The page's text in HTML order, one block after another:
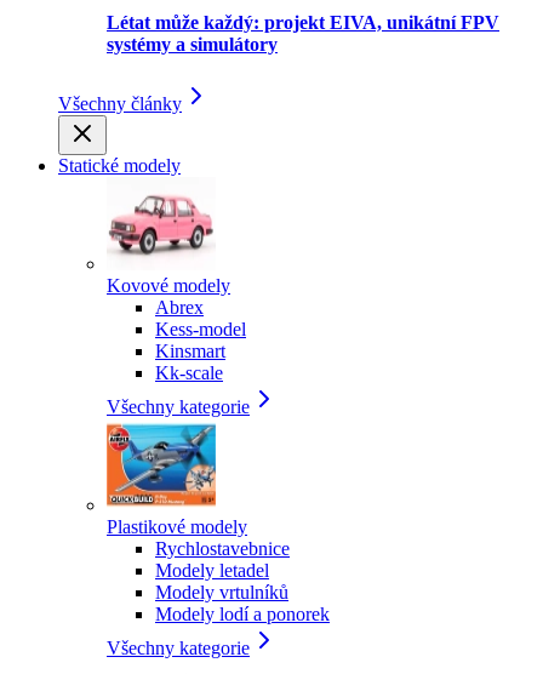
Létat může každý: projekt EIVA, unikátní FPV
systémy a simulátory
Všechny články
Statické modely
Kovové modely
Abrex
Kess-model
Kinsmart
Kk-scale
Všechny kategorie
Plastikové modely
Rychlostavebnice
Modely letadel
Modely vrtulníků
Modely lodí a ponorek
Všechny kategorie